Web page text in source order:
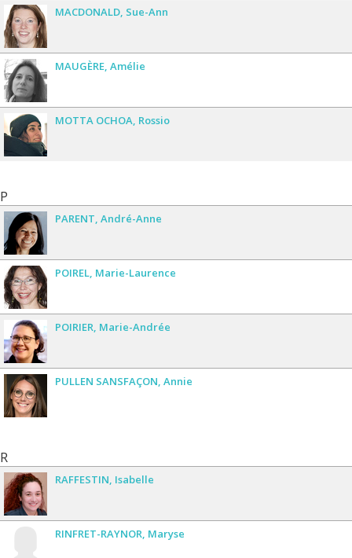
MACDONALD Sue-Ann
MAUGÈRE Amélie
MOTTA OCHOA Rossio
P
PARENT André-Anne
POIREL Marie-Laurence
POIRIER Marie-Andrée
PULLEN SANSFAÇON Annie
R
RAFFESTIN Isabelle
RINFRET-RAYNOR Maryse